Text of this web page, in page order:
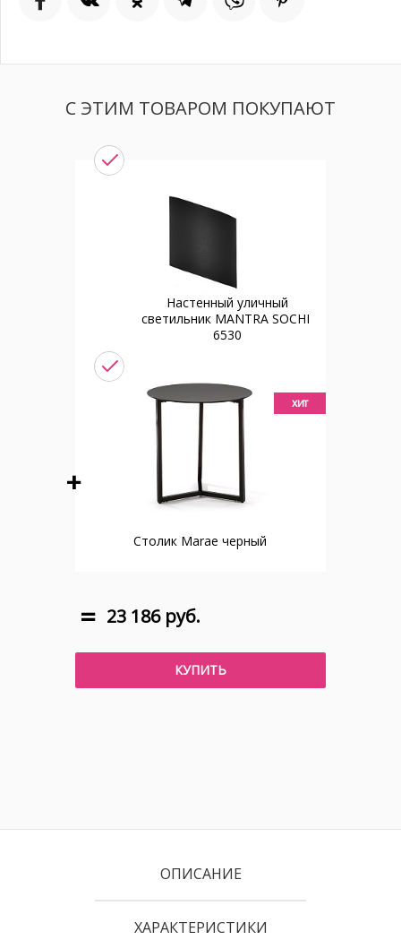
С ЭТИМ ТОВАРОМ ПОКУПАЮТ
Настенный уличный
светильник MANTRA SOCHI
6530
хит
Столик Marae черный
23 186 руб.
КУПИТЬ
ОПИСАНИЕ
ХАРАКТЕРИСТИКИ